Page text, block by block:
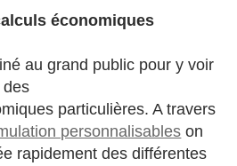
économiques
au grand public pour y voir
des
particulières. A travers
personnalisables on
rapidement des différentes